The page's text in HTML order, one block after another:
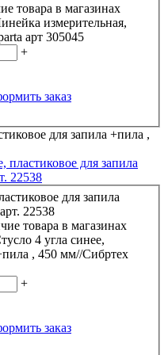
товара в магазинах
измерительная,
арт 305045
+
заказ
пластиковое для запила
22538
товара в магазинах
4 угла синее,
, 450 мм//Сибртех
+
заказ